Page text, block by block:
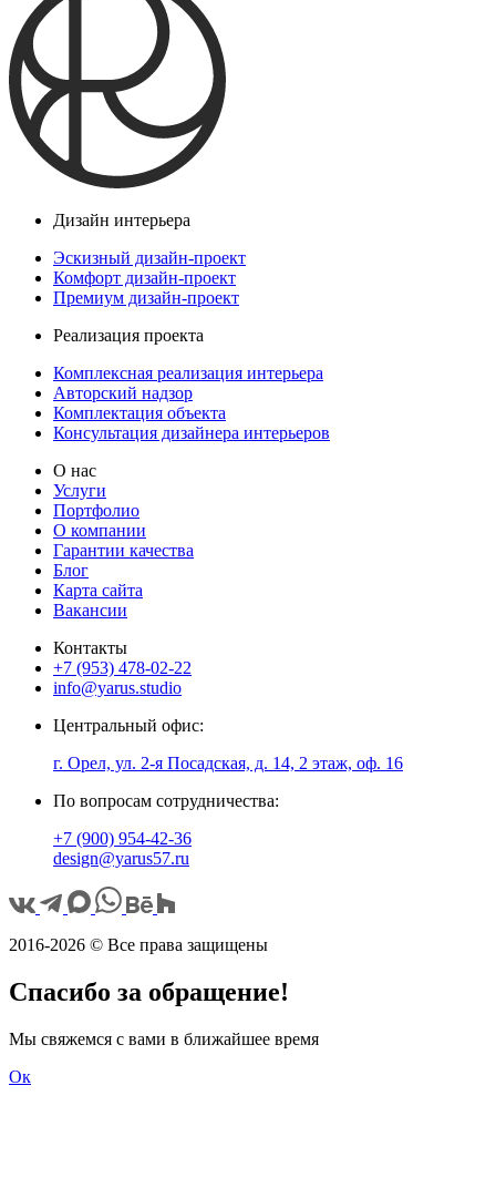
Дизайн интерьера
Эскизный дизайн-проект
Комфорт дизайн-проект
Премиум дизайн-проект
Реализация проекта
Комплексная реализация интерьера
Авторский надзор
Комплектация объекта
Консультация дизайнера интерьеров
О нас
Услуги
Портфолио
О компании
Гарантии качества
Блог
Карта сайта
Вакансии
Контакты
+7 (953) 478-02-22
info@yarus.studio
Центральный офис:
г. Орел, ул. 2-я Посадская, д. 14, 2 этаж, оф. 16
По вопросам сотрудничества:
+7 (900) 954-42-36
design@yarus57.ru
2016-2026 © Все права защищены
Спасибо за обращение!
Мы свяжемся с вами в ближайшее время
Ок